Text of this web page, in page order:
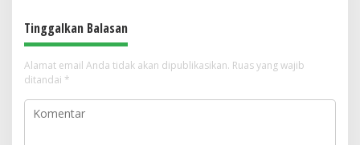
Tinggalkan Balasan
Alamat email Anda tidak akan dipublikasikan. Ruas yang wajib
ditandai *